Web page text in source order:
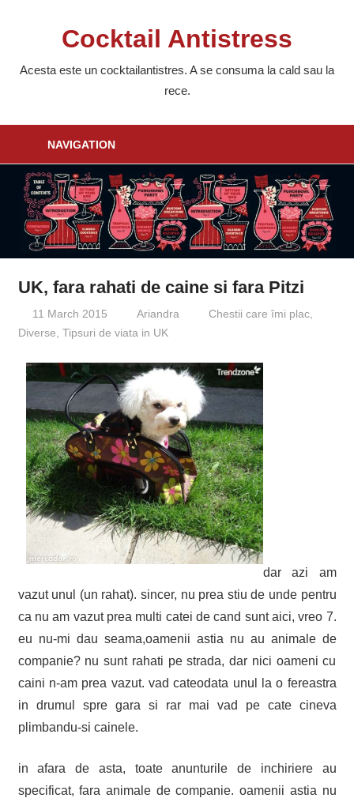
Cocktail Antistress
Acesta este un cocktailantistres. A se consuma la cald sau la
rece.
NAVIGATION
UK, fara rahati de caine si fara Pitzi
11 March 2015 Ariandra Chestii care îmi plac
Diverse Tipsuri de viata in UK
dar azi am
vazut unul (un rahat). sincer, nu prea stiu de unde pentru
ca nu am vazut prea multi catei de cand sunt aici, vreo 7.
eu nu-mi dau seama,oamenii astia nu au animale de
companie? nu sunt rahati pe strada, dar nici oameni cu
caini n-am prea vazut. vad cateodata unul la o fereastra
in drumul spre gara si rar mai vad pe cate cineva
plimbandu-si cainele.
in afara de asta, toate anunturile de inchiriere au
specificat, fara animale de companie. oamenii astia nu